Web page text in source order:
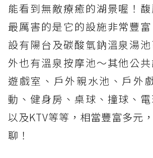
能看到無敵療癒的湖景喔！
最厲害的是它的設施非常豐
設有陽台及碳酸氫鈉溫泉湯
外也有溫泉按摩池～其他公
遊戲室、戶外親水池、戶外
動、健身房、桌球、撞球、
以及KTV等等，相當豐富多元
聊！